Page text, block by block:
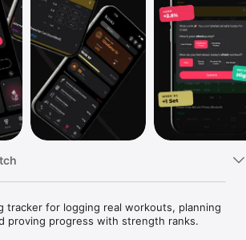
tracker for logging real workouts, planning
proving progress with strength ranks.